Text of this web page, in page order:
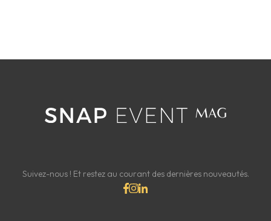
Suivez-nous ! Et restez au courant des dernières nouveautés.